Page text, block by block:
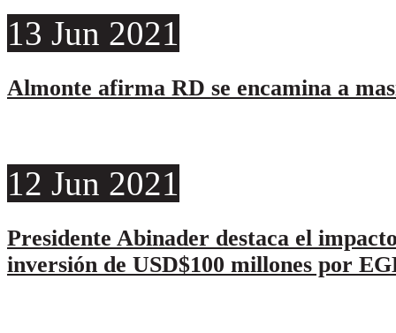
13 Jun 2021
Almonte afirma RD se encamina a
12 Jun 2021
Presidente Abinader destaca el
inversión de USD$100 millones por